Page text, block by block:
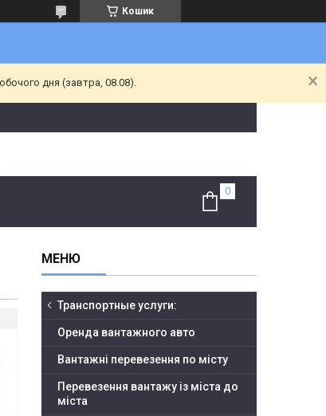
Кошик
дня (завтра, 08.08).
Транспортные услуги:
Оренда вантажного авто
Вантажні перевезення по місту
Перевезення вантажу із міста до
міста